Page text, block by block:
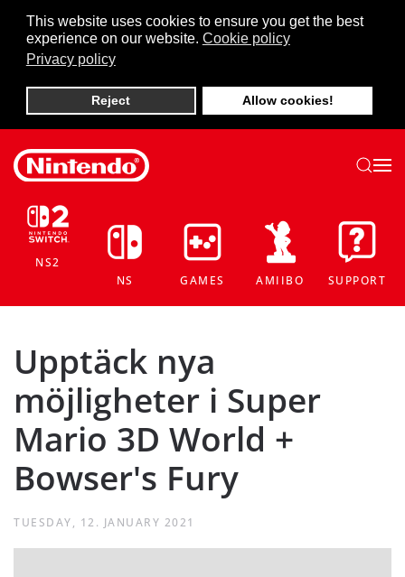
This website uses cookies to ensure you get the best
experience on our website. Cookie policy
Privacy policy
Reject Allow cookies!
Skip to main content
NS2
NS
GAMES AMIIBO SUPPORT
Upptäck nya
möjligheter i Super
Mario 3D World +
Bowser's Fury
TUESDAY, 12. JANUARY 2021